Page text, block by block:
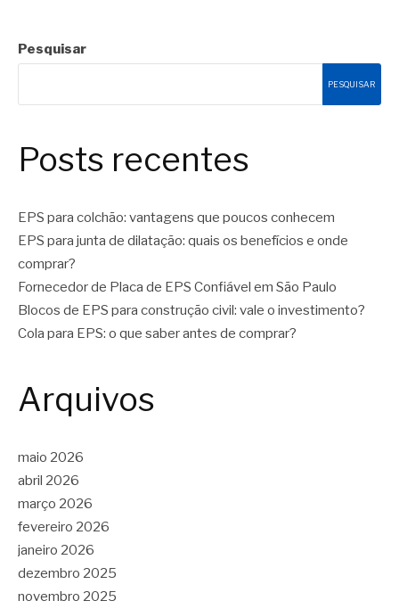
Pesquisar
PESQUISAR
Posts recentes
EPS para colchão: vantagens que poucos conhecem
EPS para junta de dilatação: quais os benefícios e onde
comprar?
Fornecedor de Placa de EPS Confiável em São Paulo
Blocos de EPS para construção civil: vale o investimento?
Cola para EPS: o que saber antes de comprar?
Arquivos
maio 2026
abril 2026
março 2026
fevereiro 2026
janeiro 2026
dezembro 2025
novembro 2025